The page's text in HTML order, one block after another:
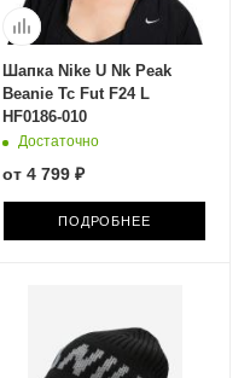
Шапка Nike U Nk Peak
Beanie Tc Fut F24 L
HF0186-010
Достаточно
от 4 799 ₽
ПОДРОБНЕЕ